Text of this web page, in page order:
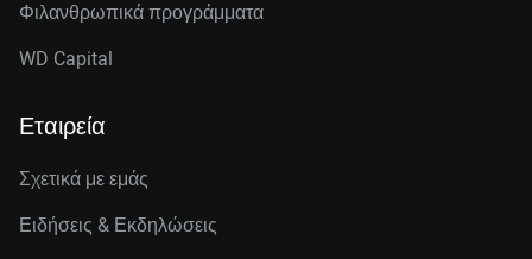
Φιλανθρωπικά προγράμματα
WD Capital
Εταιρεία
Σχετικά με εμάς
Ειδήσεις & Εκδηλώσεις